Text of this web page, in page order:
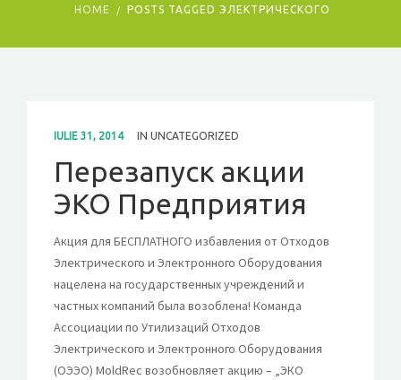
CONTACT
GET A QUOTE
HOME POSTS TAGGED ЭЛЕКТРИЧЕСКОГО
IULIE 31, 2014 IN UNCATEGORIZED
Перезапуск акции
ЭКО Предприятия
Акция для БЕСПЛАТНОГО избавления от Отходов
Электрического и Электронного Оборудования
нацелена на государственных учреждений и
частных компаний была возоблена! Команда
Ассоциации по Утилизаций Отходов
Электрического и Электронного Оборудования
(ОЭЭО) MoldRec возобновляет акцию – „ЭКО